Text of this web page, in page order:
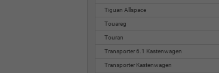
Tiguan Allspace
Touareg
Touran
Transporter 6.1 Kastenwagen
Transporter Kastenwagen